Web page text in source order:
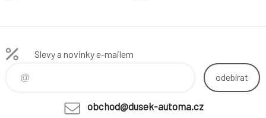
Slevy a novinky e-mailem
odebírat
obchod@dusek-automa.cz